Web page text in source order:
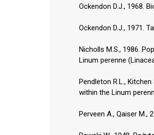
Ockendon D.J., 1968.
Ockendon D.J., 1971.
Nicholls M.S., 1986.
Linum perenne
Pendleton R.L.,
within the Linum
Perveen A., Qaiser M.,